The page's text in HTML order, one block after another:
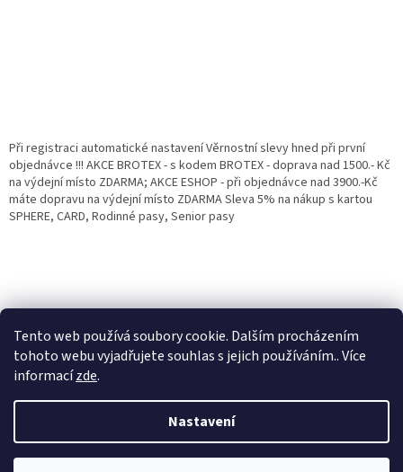
Tento web používá soubory cookie. Dalším procházením
tohoto webu vyjadřujete souhlas s jejich používáním.. Více
informacízde.
Nastavení
nastavená Věrnostní sleva 3% - 10% na Všechny Vaše další nákupy. Čím
víc nakoupíte, tím větší slevu můžete získat. Vaše objednávky se sčítají.
Využít můžete i "Slevové kody" nebo DOPRAVU ZDARMA. Přejeme
Při registraci automatické nastavení Věrnostní slevy hned při první
objednávce !!! AKCE BROTEX - s kodem BROTEX - doprava nad 1500.- Kč
na výdejní místo ZDARMA; AKCE ESHOP - při objednávce nad 3900.-Kč
máte dopravu na výdejní místo ZDARMA Sleva 5% na nákup s kartou
SPHERE, CARD, Rodinné pasy, Senior pasy
Copyright 2026Eshop Jana. Všechna práva vyhrazena.